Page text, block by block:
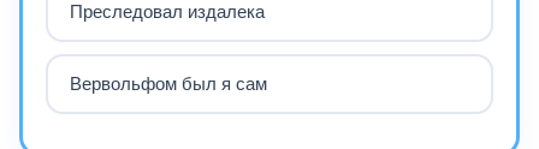
Преследовал издалека
Вервольфом был я сам